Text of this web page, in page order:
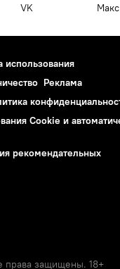
VK Макс
использования
Реклама
Cookie и
рекомендательных
защищены. 18+